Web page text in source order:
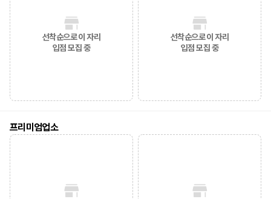
선착순으로 이 자리
입점 모집 중
선착순으로 이 자리
입점 모집 중
프리미엄업소